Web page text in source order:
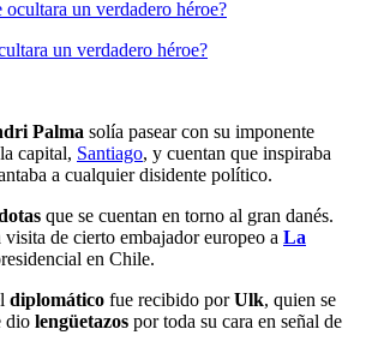
un verdadero héroe?
Palma solía pasear con su imponente
capital, Santiago, y cuentan que inspiraba
a cualquier disidente político.
que se cuentan en torno al gran danés.
visita de cierto embajador europeo a La
en Chile.
diplomático fue recibido porUlk, quien se
dio lengüetazos por toda su cara en señal de